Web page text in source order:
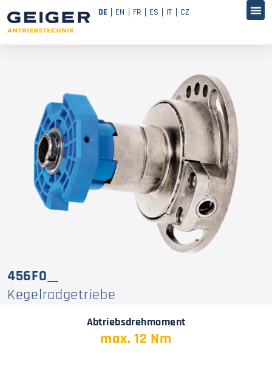
DE EN FR ES IT CZ
456F0__
Kegelradgetriebe
Abtriebsdrehmoment
max. 12 Nm